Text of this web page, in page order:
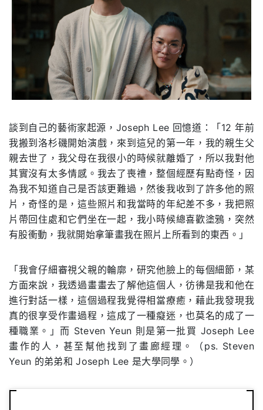
談到自己的藝術家起源，Joseph Lee 回憶道：「12 年前
我搬到洛杉磯開始演戲，來到這兒的第一年，我的親生父
親去世了，我父母在我很小的時候就離婚了，所以我對他
其實沒有太多情感。我去了喪禮，整個經歷有點奇怪，因
為我不知道自己是否該更難過，然後我收到了許多他的照
片，奇怪的是，這些照片和我當時的年紀差不多，我把照
片帶回住處和它們坐在一起，我小時候總喜歡塗鴉，突然
有股衝動，我就開始拿筆畫我在照片上所看到的東西。」
「我會仔細審視父親的輪廓，研究他臉上的每個細節，某
方面來說，我透過畫畫去了解他這個人，彷彿是我和他在
進行對話一樣，這個過程我覺得相當療癒，藉此我發現我
真的很享受作畫過程，這成了一種癡迷，也莫名的成了一
種職業。」而 Steven Yeun 則是第一批買 Joseph Lee
畫作的人，甚至幫他找到了畫廊經理。（ps. Steven
Yeun 的弟弟和 Joseph Lee 是大學同學。）